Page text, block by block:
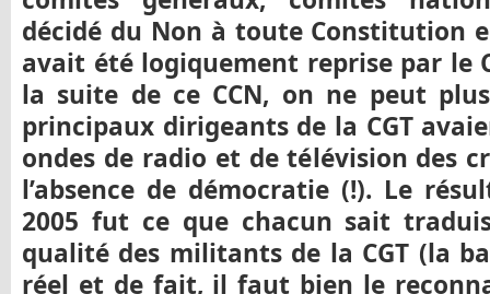
décidé du Non à toute Constitution
avait été logiquement reprise par le
la suite de ce CCN, on ne peut
principaux dirigeants de la CGT
ondes de radio et de télévision des
l’absence de démocratie (!). Le
2005 fut ce que chacun sait
qualité des militants de la CGT (la
réel et de fait, il faut bien le